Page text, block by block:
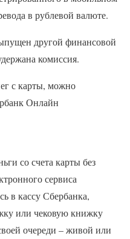
в рублевой валюте.
другой финансовой
комиссия.
с карты, можно
Онлайн
со счета карты без
сервиса
в кассу Сбербанка,
или чековую книжку
очереди – живой или